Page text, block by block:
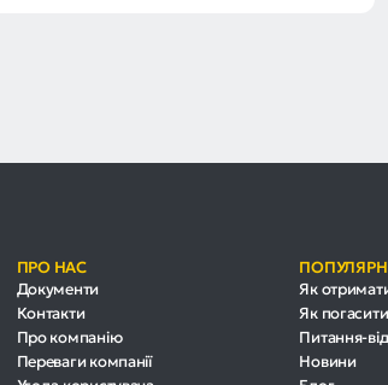
ПРО НАС
Документи
Контакти
Про компанію
Переваги компанії
Як
Як
Питання-
Новини